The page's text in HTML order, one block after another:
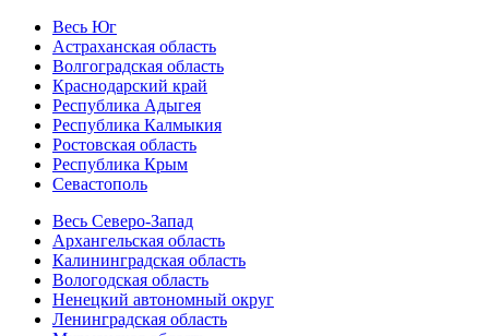
Весь Юг
Астраханская область
Волгоградская область
Краснодарский край
Республика Адыгея
Республика Калмыкия
Ростовская область
Республика Крым
Севастополь
Весь Северо-Запад
Архангельская область
Калининградская область
Вологодская область
Ненецкий автономный округ
Ленинградская область